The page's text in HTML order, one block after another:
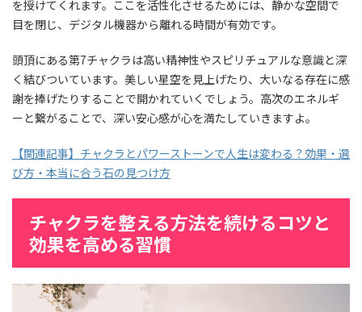
を授けてくれます。ここを活性化させるためには、静かな空間で
目を閉じ、デジタル機器から離れる時間が有効です。
頭頂にある第7チャクラは高い精神性やスピリチュアルな意識と深
く結びついています。美しい星空を見上げたり、大いなる存在に感
謝を捧げたりすることで開かれていくでしょう。高次のエネルギ
ーと繋がることで、深い安心感が心を満たしていきますよ。
【関連記事】チャクラとパワーストーンで人生は変わる？効果・選
び方・本当に合う石の見つけ方
チャクラを整える方法を続けるコツと
効果を高める習慣